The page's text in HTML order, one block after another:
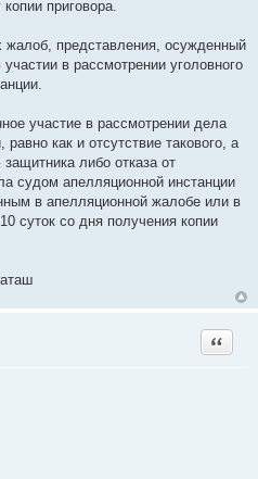
приговора.
жалоб, представления, осужденный
в рассмотрении уголовного
участие в рассмотрении дела
как и отсутствие такового, а
либо отказа от
судом апелляционной инстанции
в апелляционной жалобе или в
суток со дня получения копии
Цитата